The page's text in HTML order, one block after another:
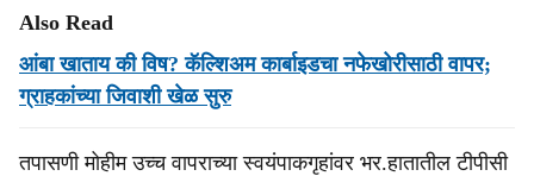
Also Read
आंबा खाताय की विष? कॅल्शिअम कार्बाइडचा नफेखोरीसाठी वापर;
ग्राहकांच्या जिवाशी खेळ सुरु
तपासणी मोहीम उच्च वापराच्या स्वयंपाकगृहांवर भर.हातातील टीपीसी